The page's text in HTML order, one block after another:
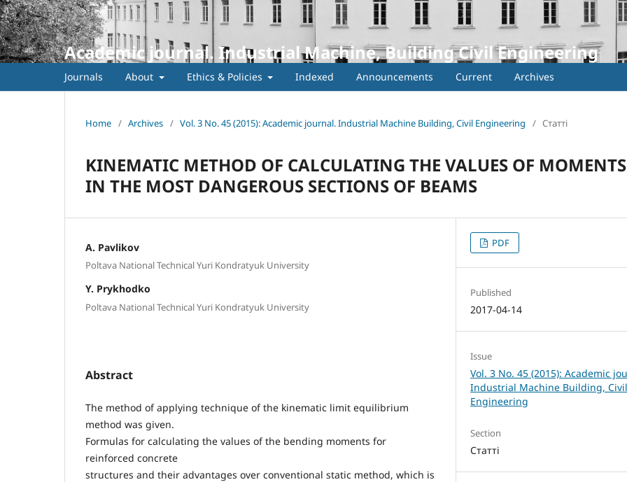
Academic journal. Industrial Machine, Building Civil Engineering
Journals About Ethics & Policies Indexed Announcements Current Archives
Home / Archives / Vol. 3 No. 45 (2015): Academic journal. Industrial Machine Building, Civil Engineering / Статті
KINEMATIC METHOD OF CALCULATING THE VALUES OF MOMENTS
IN THE MOST DANGEROUS SECTIONS OF BEAMS
A. Pavlikov
Poltava National Technical Yuri Kondratyuk University
Y. Prykhodko
Poltava National Technical Yuri Kondratyuk University
Abstract
The method of applying technique of the kinematic limit equilibrium
method was given.
Formulas for calculating the values of the bending moments for
reinforced concrete
structures and their advantages over conventional static method, which is
PDF
Published
2017-04-14
Issue
Vol. 3 No. 45 (2015): Academic
Industrial Machine Building, Civil
Engineering
Section
Статті